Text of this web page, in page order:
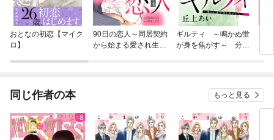
おとなの初恋【マイク
ロ】
90日の恋人～同居契約
から始まる愛され生活
ギルティ ～鳴かぬ蛍
が身を焦がす～ 分冊
同じ作者の本 もっと見る